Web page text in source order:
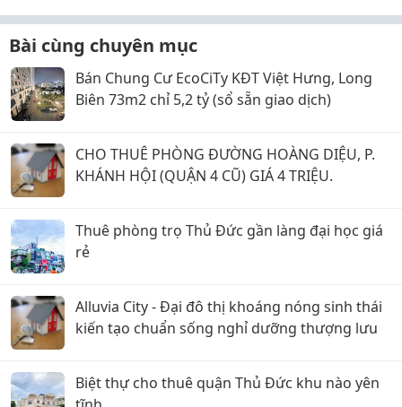
Bài cùng chuyên mục
Bán Chung Cư EcoCiTy KĐT Việt Hưng, Long
Biên 73m2 chỉ 5,2 tỷ (sổ sẵn giao dịch)
CHO THUÊ PHÒNG ĐƯỜNG HOÀNG DIỆU, P.
KHÁNH HỘI (QUẬN 4 CŨ) GIÁ 4 TRIỆU.
Thuê phòng trọ Thủ Đức gần làng đại học giá
rẻ
Alluvia City - Đại đô thị khoáng nóng sinh thái
kiến tạo chuẩn sống nghỉ dưỡng thượng lưu
Biệt thự cho thuê quận Thủ Đức khu nào yên